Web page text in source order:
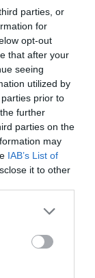
parties, or
for
opt-out
that after your
seeing
utilized by
prior to
further
parties on the
may
IAB’s List of
it to other
τον
σταθμούς
μέσα του
Υπουργείο
και